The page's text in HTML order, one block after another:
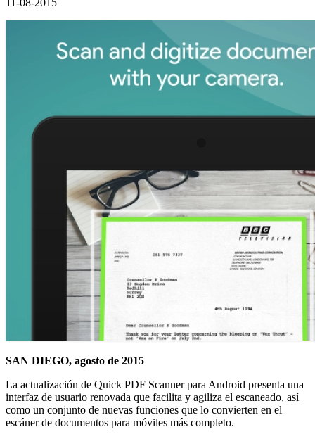
SAN DIEGO, agosto de 2015
La actualización de Quick PDF Scanner para Android presenta una
interfaz de usuario renovada que facilita y agiliza el escaneado, así
como un conjunto de nuevas funciones que lo convierten en el
escáner de documentos para móviles más completo.